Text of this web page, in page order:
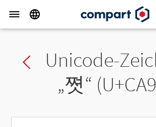
Previous char
Unicode-
„쪗“